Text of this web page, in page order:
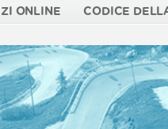
ONLINE CODICE